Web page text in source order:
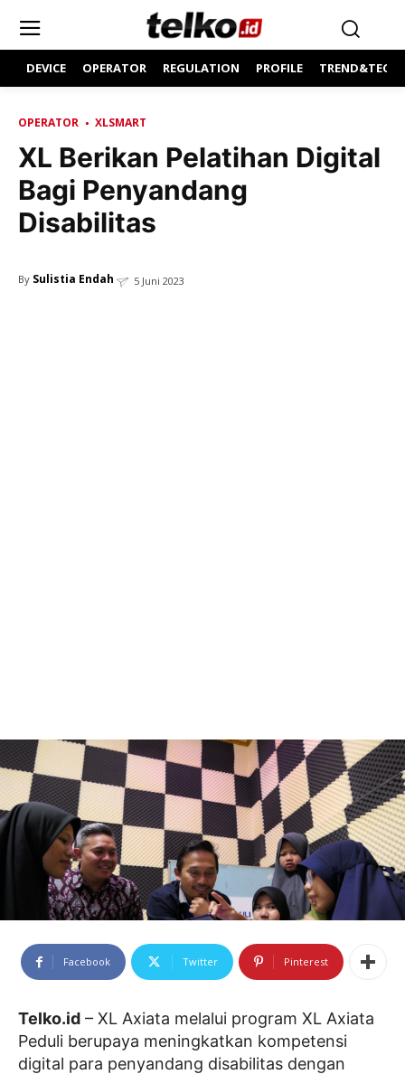
DEVICE OPERATOR REGULATION PROFILE
OPERATOR XLSMART
XL Berikan Pelatihan Digital
Bagi Penyandang
Disabilitas
By Sulistia Endah 5 Juni 2023
Facebook Twitter Pinterest
Telko.id – XL Axiata melalui program XL Axiata
Peduli berupaya meningkatkan kompetensi
digital para penyandang disabilitas dengan